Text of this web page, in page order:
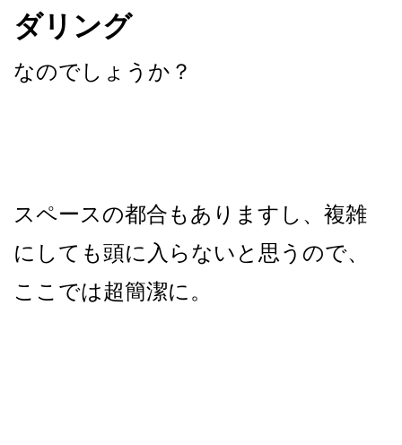
ダリング
なのでしょうか？
スペースの都合もありますし、複雑
にしても頭に入らないと思うので、
ここでは超簡潔に。